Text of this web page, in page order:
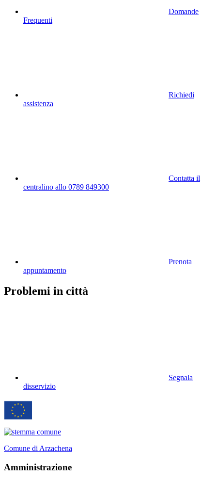
Domande
Frequenti
Richiedi
assistenza
Contatta il
centralino allo 0789 849300
Prenota
appuntamento
Problemi in città
Segnala
disservizio
Comune di Arzachena
Amministrazione